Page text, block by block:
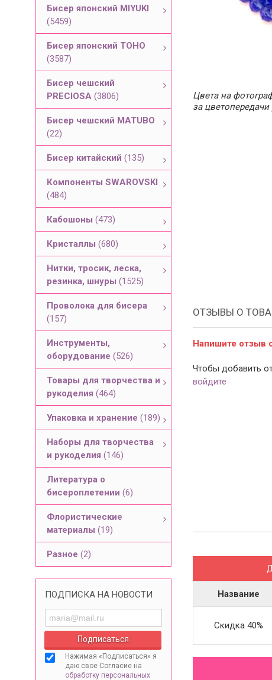
Бисер японский MIYUKI
(5459)
Бисер японский TOHO
(3587)
Бисер чешский
PRECIOSA (3806)
Бисер чешский MATUBO
(22)
Бисер китайский (135)
Компоненты SWAROVSKI
(484)
Кабошоны (473)
Кристаллы (680)
Нитки, тросик, леска,
резинка, шнуры (1525)
Проволока для бисера
(157)
Инструменты,
оборудование (526)
Товары для творчества и
рукоделия (464)
Упаковка и хранение (189)
Наборы для творчества
и рукоделия (146)
Литература о
бисероплетении (6)
Флористические
материалы (19)
Разное (2)
ПОДПИСКА НА НОВОСТИ
Нажимая «Подписаться» я
даю свое Согласие на
обработку персональных
Цвета на
за
ОТЗЫВЫ О
Напишите отзыв
Чтобы добавить
войдите
Название
Скидка 40%